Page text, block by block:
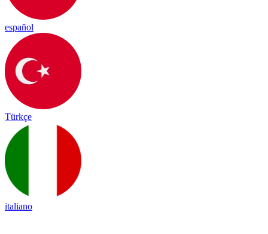
español
Türkçe
italiano